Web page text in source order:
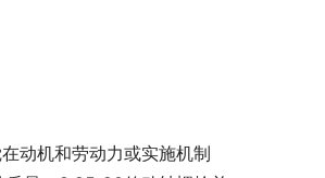
动机和劳动力或实施机制